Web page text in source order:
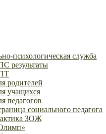
психологическая служба
результаты
родителей
учащихся
педагогов
социального педагога
ЗОЖ